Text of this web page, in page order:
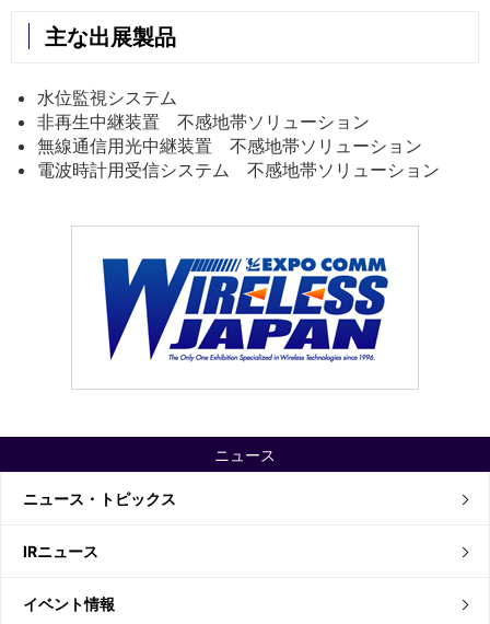
ニュース
ニュース・トピックス
IRニュース
イベント情報
主な出展製品
水位監視システム
非再生中継装置 不感地帯ソリューション
無線通信用光中継装置 不感地帯ソリューション
電波時計用受信システム 不感地帯ソリューション